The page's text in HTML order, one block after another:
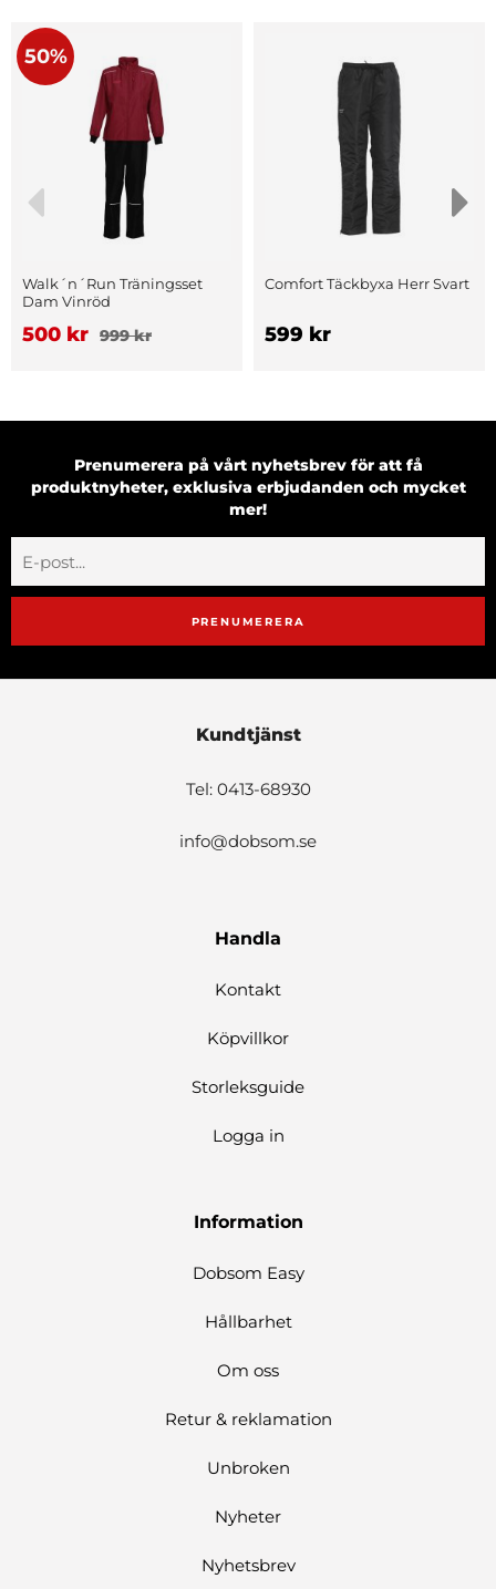
50%
Walk´n´Run Träningsset
Dam Vinröd
500 kr 999 kr
Comfort Täckbyxa Herr Svart
599 kr
Prenumerera på vårt nyhetsbrev för att få
produktnyheter, exklusiva erbjudanden och mycket
mer!
PRENUMERERA
Kundtjänst
Tel: 0413-68930
info@dobsom.se
Handla
Kontakt
Köpvillkor
Storleksguide
Logga in
Information
Dobsom Easy
Hållbarhet
Om oss
Retur & reklamation
Unbroken
Nyheter
Nyhetsbrev